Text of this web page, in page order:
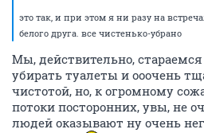
это так, и при этом я ни разу на
белого друга. все чистенько-убрано
Мы, действительно,
убирать туалеты и ооочень
чистотой, но, к огромному
потоки посторонних, увы, не
людей оказывают ну очень